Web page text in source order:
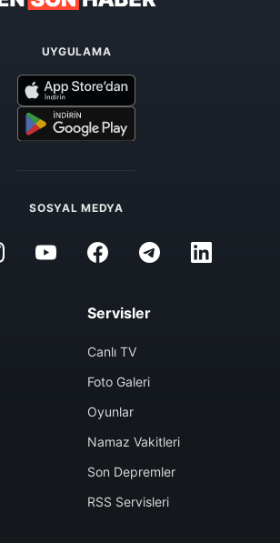
UYGULAMA
SOSYAL MEDYA
Servisler
Canlı TV
Foto Galeri
Oyunlar
Namaz Vakitleri
Son Depremler
RSS Servisleri